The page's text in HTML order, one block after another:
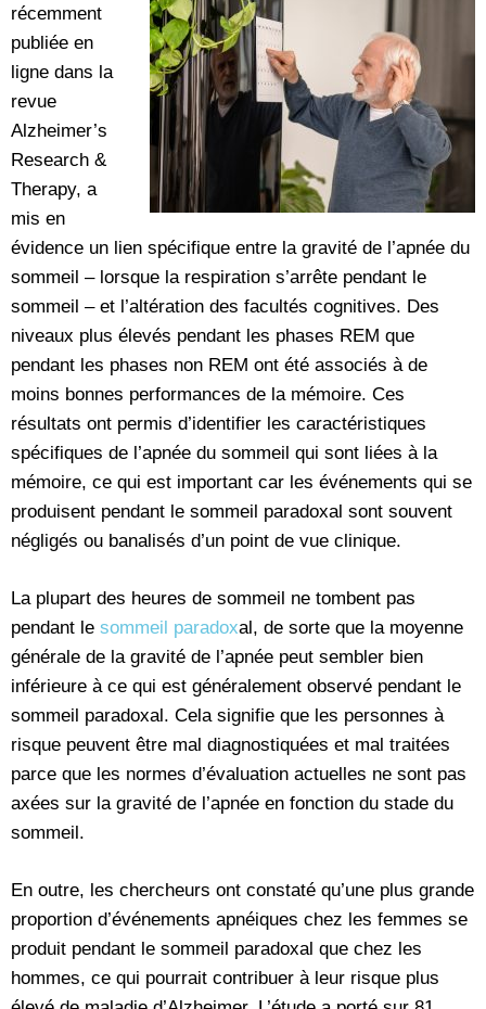
récemment
publiée en
ligne dans la
revue
Alzheimer’s
Research &
Therapy, a
mis en
évidence un lien spécifique entre la gravité de l’apnée du
sommeil – lorsque la respiration s’arrête pendant le
sommeil – et l’altération des facultés cognitives. Des
niveaux plus élevés pendant les phases REM que
pendant les phases non REM ont été associés à de
moins bonnes performances de la mémoire. Ces
résultats ont permis d’identifier les caractéristiques
spécifiques de l’apnée du sommeil qui sont liées à la
mémoire, ce qui est important car les événements qui se
produisent pendant le sommeil paradoxal sont souvent
négligés ou banalisés d’un point de vue clinique.
La plupart des heures de sommeil ne tombent pas
pendant le sommeil paradoxal, de sorte que la moyenne
générale de la gravité de l’apnée peut sembler bien
inférieure à ce qui est généralement observé pendant le
sommeil paradoxal. Cela signifie que les personnes à
risque peuvent être mal diagnostiquées et mal traitées
parce que les normes d’évaluation actuelles ne sont pas
axées sur la gravité de l’apnée en fonction du stade du
sommeil.
En outre, les chercheurs ont constaté qu’une plus grande
proportion d’événements apnéiques chez les femmes se
produit pendant le sommeil paradoxal que chez les
hommes, ce qui pourrait contribuer à leur risque plus